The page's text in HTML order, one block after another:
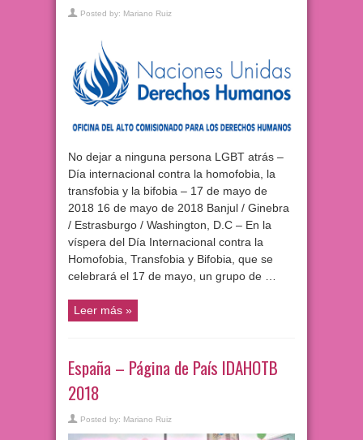
Posted by: Mariano Ruiz
No dejar a ninguna persona LGBT atrás –
Día internacional contra la homofobia, la
transfobia y la bifobia – 17 de mayo de
2018 16 de mayo de 2018 Banjul / Ginebra
/ Estrasburgo / Washington, D.C – En la
víspera del Día Internacional contra la
Homofobia, Transfobia y Bifobia, que se
celebrará el 17 de mayo, un grupo de …
Leer más »
España – Página de País IDAHOTB
2018
Posted by: Mariano Ruiz